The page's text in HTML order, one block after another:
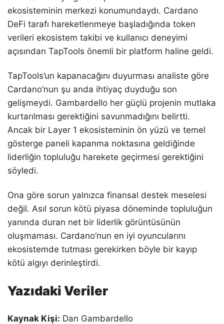
ekosisteminin merkezi konumundaydı. Cardano
DeFi tarafı hareketlenmeye başladığında token
verileri ekosistem takibi ve kullanıcı deneyimi
açısından TapTools önemli bir platform haline geldi.
TapTools’un kapanacağını duyurması analiste göre
Cardano’nun şu anda ihtiyaç duyduğu son
gelişmeydi. Gambardello her güçlü projenin mutlaka
kurtarılması gerektiğini savunmadığını belirtti.
Ancak bir Layer 1 ekosisteminin ön yüzü ve temel
gösterge paneli kapanma noktasına geldiğinde
liderliğin topluluğu harekete geçirmesi gerektiğini
söyledi.
Ona göre sorun yalnızca finansal destek meselesi
değil. Asıl sorun kötü piyasa döneminde topluluğun
yanında duran net bir liderlik görüntüsünün
oluşmaması. Cardano’nun en iyi oyuncularını
ekosistemde tutması gerekirken böyle bir kayıp
kötü algıyı derinleştirdi.
Yazıdaki Veriler
Kaynak Kişi: Dan Gambardello